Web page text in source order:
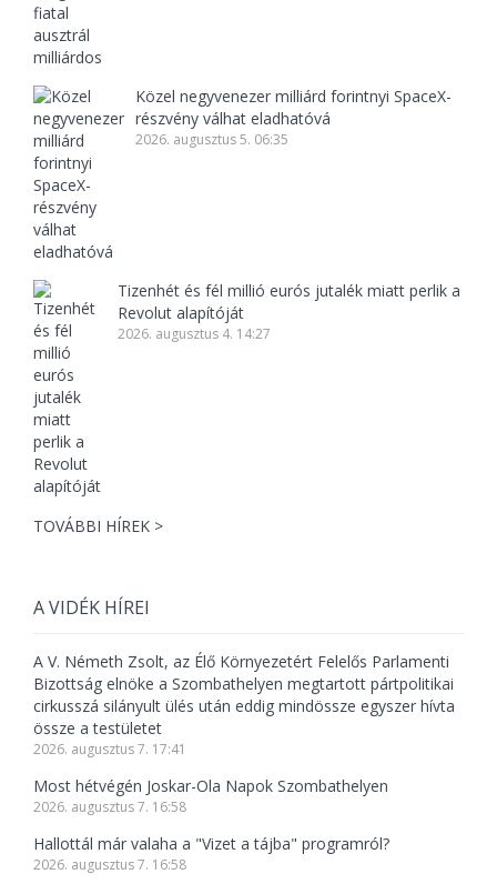
Közel negyvenezer milliárd forintnyi SpaceX-
részvény válhat eladhatóvá
2026. augusztus 5. 06:35
Tizenhét és fél millió eurós jutalék miatt perlik a
Revolut alapítóját
2026. augusztus 4. 14:27
TOVÁBBI HÍREK >
A VIDÉK HÍREI
A V. Németh Zsolt, az Élő Környezetért Felelős Parlamenti
Bizottság elnöke a Szombathelyen megtartott pártpolitikai
cirkusszá silányult ülés után eddig mindössze egyszer hívta
össze a testületet
2026. augusztus 7. 17:41
Most hétvégén Joskar-Ola Napok Szombathelyen
2026. augusztus 7. 16:58
Hallottál már valaha a "Vizet a tájba" programról?
2026. augusztus 7. 16:58